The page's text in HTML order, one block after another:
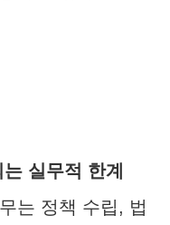
실무적 한계
는 정책 수립, 법